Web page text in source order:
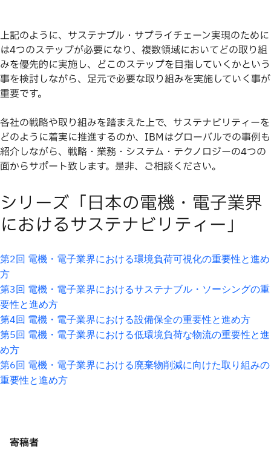
上記のように、サステナブル・サプライチェーン実現のために
は4つのステップが必要になり、複数領域においてどの取り組
みを優先的に実施し、どこのステップを目指していくかという
事を検討しながら、足元で必要な取り組みを実施していく事が
重要です。
各社の戦略や取り組みを踏まえた上で、サステナビリティーを
どのように着実に推進するのか、IBMはグローバルでの事例も
紹介しながら、戦略・業務・システム・テクノロジーの4つの
面からサポート致します。是非、ご相談ください。
シリーズ「日本の電機・電子業界
におけるサステナビリティー」
第2回 電機・電子業界における環境負荷可視化の重要性と進め
方
第3回 電機・電子業界におけるサステナブル・ソーシングの重
要性と進め方
第4回 電機・電子業界における設備保全の重要性と進め方
第5回 電機・電子業界における低環境負荷な物流の重要性と進
め方
第6回 電機・電子業界における廃棄物削減に向けた取り組みの
重要性と進め方
寄稿者